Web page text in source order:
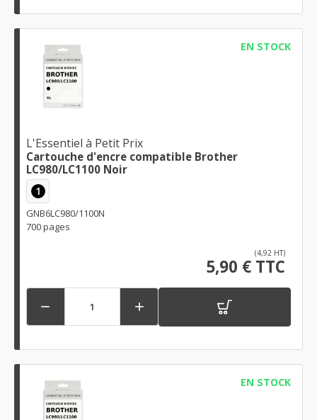
EN STOCK
L'Essentiel à Petit Prix
Cartouche d'encre compatible Brother
LC980/LC1100 Noir
1
GNB6LC980/1100N
700 pages
(4,92 HT)
5,90 € TTC
 
EN STOCK